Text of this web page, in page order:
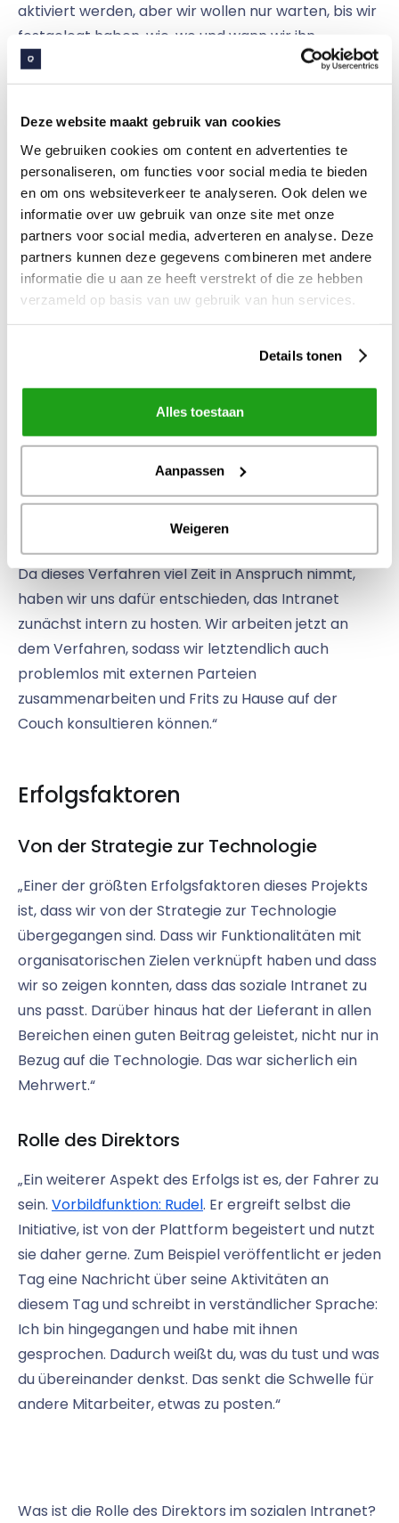
Deze website maakt gebruik van cookies
We gebruiken cookies om content en advertenties te
personaliseren, om functies voor social media te bieden
en om ons websiteverkeer te analyseren. Ook delen we
informatie over uw gebruik van onze site met onze
partners voor social media, adverteren en analyse. Deze
partners kunnen deze gegevens combineren met andere
informatie die u aan ze heeft verstrekt of die ze hebben
verzameld op basis van uw gebruik van hun services.
Details tonen
Alles toestaan
Aanpassen
Weigeren
aktiviert werden, aber wir wollen nur warten, bis wir
festgelegt haben, wie, wo und wann wir ihn
verwenden werden.“
Office 365
„In Phase drei prüfen wir auch, was wir mit der
Office365-Verbindung machen werden. Zusammen
mit Embrace denken wir darüber nach, wie wir dies
in De Friesland weiter umsetzen können.“
Remote-Hosting
„Wenn Sie sich die Ziele der Strategie 2020 ansehen,
haben wir sie bereits weitgehend erreicht. Wir
Partnern im Gesundheitswesen
zusammenarbeiten. Jetzt kann Frits nur noch
intern erreicht werden. Wenn wir die Plattform
auch extern erreichen wollen, müssen wir die
Bedingungen der De Nederlandsche Bank erfüllen.
Da dieses Verfahren viel Zeit in Anspruch nimmt,
haben wir uns dafür entschieden, das Intranet
zunächst intern zu hosten. Wir arbeiten jetzt an
dem Verfahren, sodass wir letztendlich auch
problemlos mit externen Parteien
zusammenarbeiten und Frits zu Hause auf der
Couch konsultieren können.“
Erfolgsfaktoren
Von der Strategie zur Technologie
„Einer der größten Erfolgsfaktoren dieses Projekts
ist, dass wir von der Strategie zur Technologie
übergegangen sind. Dass wir Funktionalitäten mit
organisatorischen Zielen verknüpft haben und dass
wir so zeigen konnten, dass das soziale Intranet zu
uns passt. Darüber hinaus hat der Lieferant in allen
Bereichen einen guten Beitrag geleistet, nicht nur in
Bezug auf die Technologie. Das war sicherlich ein
Mehrwert.“
Rolle des Direktors
„Ein weiterer Aspekt des Erfolgs ist es, der Fahrer zu
sein. Vorbildfunktion: Rudel. Er ergreift selbst die
Initiative, ist von der Plattform begeistert und nutzt
sie daher gerne. Zum Beispiel veröffentlicht er jeden
Tag eine Nachricht über seine Aktivitäten an
diesem Tag und schreibt in verständlicher Sprache:
Ich bin hingegangen und habe mit ihnen
gesprochen. Dadurch weißt du, was du tust und was
du übereinander denkst. Das senkt die Schwelle für
andere Mitarbeiter, etwas zu posten.“
Was ist die Rolle des Direktors im sozialen Intranet?